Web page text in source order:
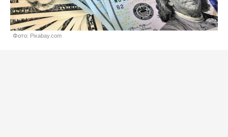
Фото: Pixabay.com